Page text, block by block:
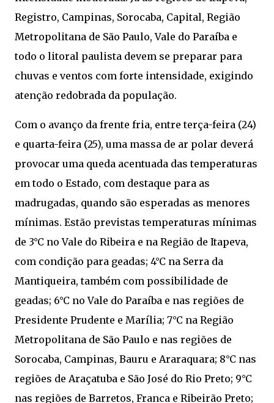
Registro, Campinas, Sorocaba, Capital, Região
Metropolitana de São Paulo, Vale do Paraíba e
todo o litoral paulista devem se preparar para
chuvas e ventos com forte intensidade, exigindo
atenção redobrada da população.
Com o avanço da frente fria, entre terça-feira (24)
e quarta-feira (25), uma massa de ar polar deverá
provocar uma queda acentuada das temperaturas
em todo o Estado, com destaque para as
madrugadas, quando são esperadas as menores
mínimas. Estão previstas temperaturas mínimas
de 3°C no Vale do Ribeira e na Região de Itapeva,
com condição para geadas; 4°C na Serra da
Mantiqueira, também com possibilidade de
geadas; 6°C no Vale do Paraíba e nas regiões de
Presidente Prudente e Marília; 7°C na Região
Metropolitana de São Paulo e nas regiões de
Sorocaba, Campinas, Bauru e Araraquara; 8°C nas
regiões de Araçatuba e São José do Rio Preto; 9°C
nas regiões de Barretos, Franca e Ribeirão Preto;